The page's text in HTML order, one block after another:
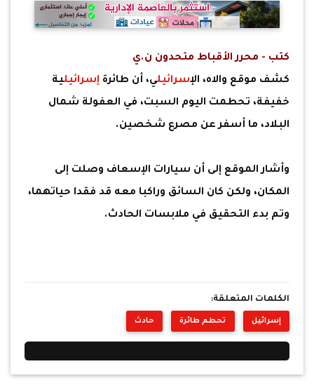
كتب - محرر الأقباط متحدون ن.ي
كشف موقع والاه، الإسرائيلي، أن طائرةإسرائيلية
خفيفة، تحطمت اليوم السبت، في العفولة شمال
البلاد، ما أسفر عن مصرع شخصين.
وأشار الموقع إلى أن سيارات الإسعاف وصلت إلى
المكان، ولكن كان السائق وراكبا معه قد فقدا حياتهما،
وتم بدء التحقيق في ملابسات الحادث.
الكلمات المتعلقة:
إسرائيل تحطم طائرة حادث